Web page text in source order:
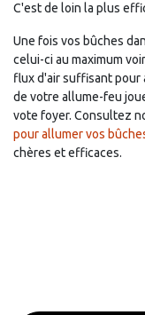
C'est de loin la plus
Une fois vos bûches
celui-ci au maximum
flux d'air suffisant pour
de votre allume-feu
vote foyer. Consultez
pour allumer vos
chères et efficaces.